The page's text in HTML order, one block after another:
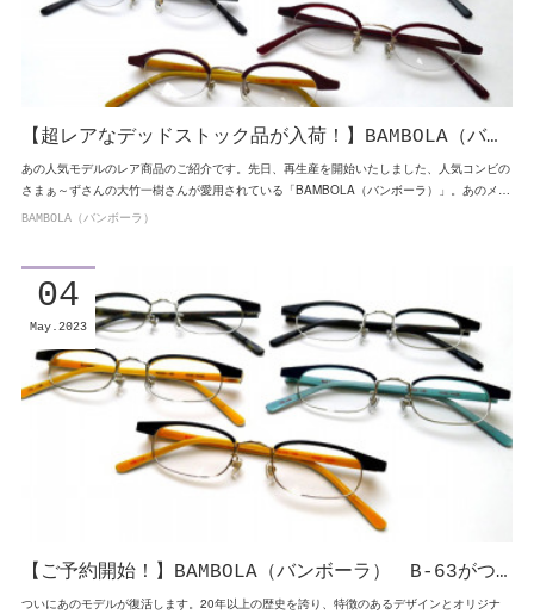
【超レアなデッドストック品が入荷！】BAMBOLA（バ…
あの人気モデルのレア商品のご紹介です。先日、再生産を開始いたしました、人気コンビの
さまぁ～ずさんの大竹一樹さんが愛用されている「BAMBOLA（バンボーラ）」。あのメ…
BAMBOLA（バンボーラ）
【ご予約開始！】BAMBOLA（バンボーラ） B-63がつ…
ついにあのモデルが復活します。20年以上の歴史を誇り、特徴のあるデザインとオリジナ
04
May 2023